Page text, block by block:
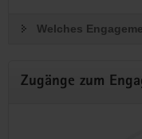
Welches
Zugänge zum